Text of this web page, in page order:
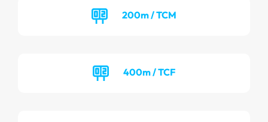
200m / TCM
400m / TCF